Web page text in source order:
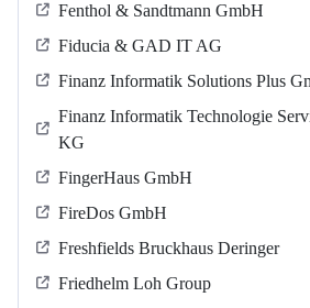
Fenthol & Sandtmann GmbH
Fiducia & GAD IT AG
Finanz Informatik Solutions Plus
Finanz Informatik Technologie
KG
FingerHaus GmbH
FireDos GmbH
Freshfields Bruckhaus Deringer
Friedhelm Loh Group